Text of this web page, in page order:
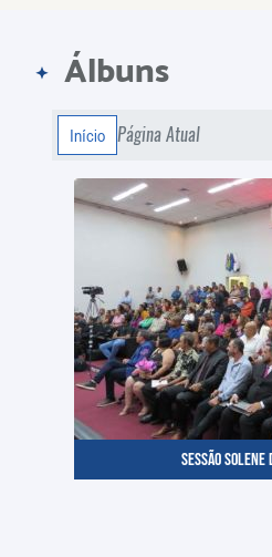
Álbuns
Início Página Atual
SESSÃO